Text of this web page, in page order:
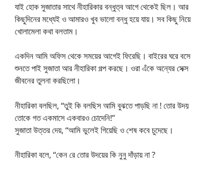
যাই হোক সুজাতার সাথে নীহারিকার বন্ধুত্ব আগে থেকেই ছিল। আর
কিছুদিনের মধ্যেই ও আমারও খুব ভালো বন্ধু হয়ে যায়। সব কিছু নিয়ে
খোলামেলা কথা বলতাম।
একদিন আমি অফিস থেকে সময়ের আগেই ফিরেছি। বাইরের ঘরে বসে
শুনতে পাই সুজাতা আর নীহারিকা গল্প করছে। ওরা এঁকে অন্যের সেক্স
জীবনের তুলনা করছিলো।
নীহারিকা বলছিল, “তুই কি বলছিস আমি বুঝতে পাড়ছি না ! তোর উদয়
তোকে গত একমাসে একবারও চোদেনি!”
সুজাতা উত্তর দেয়, “আমি ভুলেই গিয়েছি ও শেষ কবে চুদেছে।
নীহারিকা বলে, “কেন রে তোর উদয়ের কি নুনু দাঁড়ায় না ?